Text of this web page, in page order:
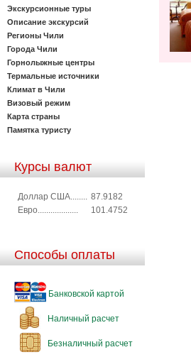
Экскурсионные туры
Описание экскурсий
Регионы Чили
Города Чили
Горнолыжные центры
Термальные источники
Климат в Чили
Визовый режим
Карта страны
Памятка туристу
Курсы валют
Доллар США........ 87.9182
Евро...................
101.4752
Способы оплаты
Банковской картой
Наличный расчет
Безналичный расчет